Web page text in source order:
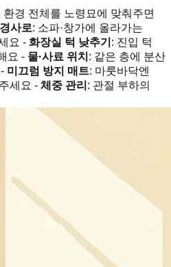
경 전체를 노령묘에 맞춰주면
사로: 소파·창가에 올라가는
요 - 화장실 턱 낮추기 : 진입 턱
요 - 물·사료 위치 : 같은 층에 분산
미끄럼 방지 매트: 마룻바닥엔
세요 - 체중 관리 : 관절 부하의